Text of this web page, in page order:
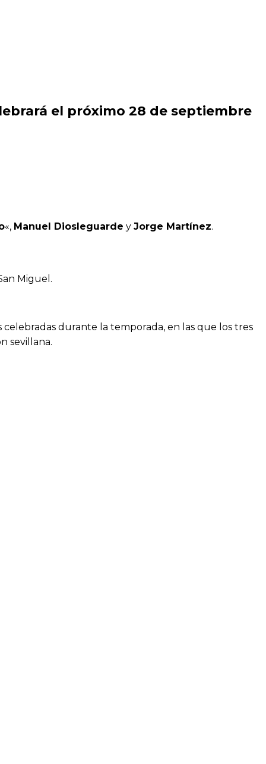
el próximo 28 de septiembre
«, Manuel Diosleguarde y Jorge Martínez.
Miguel.
durante la temporada, en las que los tres
sevillana.